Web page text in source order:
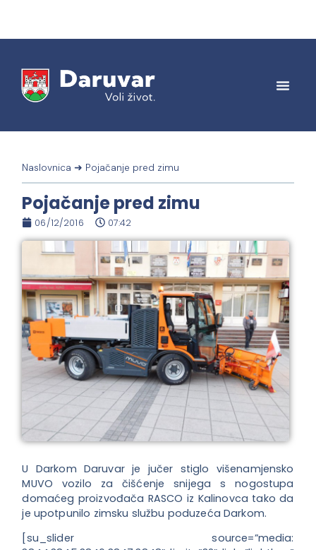
Naslovnica ➜ Pojačanje pred zimu
Pojačanje pred zimu
06/12/2016 07:42
U Darkom Daruvar je jučer stiglo višenamjensko
MUVO vozilo za čišćenje snijega s nogostupa
domaćeg proizvođača RASCO iz Kalinovca tako da
je upotpunilo zimsku službu poduzeća Darkom.
[su_slider source=”media: